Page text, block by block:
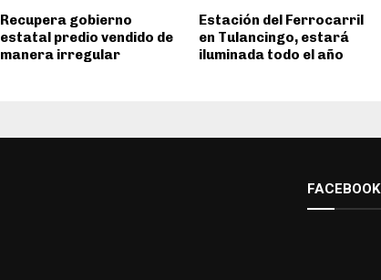
Recupera gobierno
estatal predio vendido de
manera irregular
Estación del Ferrocarril
en Tulancingo, estará
iluminada todo el año
FACEBOOK